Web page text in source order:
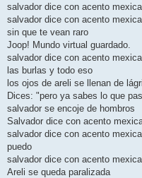
salvador dice con acento
salvador dice con acento
sin que te vean raro
Joop! Mundo virtual guardado.
salvador dice con acento
las burlas y todo eso
los ojos de areli se llenan de
Dices: "pero ya sabes lo que
salvador se encoje de hombros
Salvador dice con acento
salvador dice con acento
puedo
salvador dice con acento
Areli se queda paralizada